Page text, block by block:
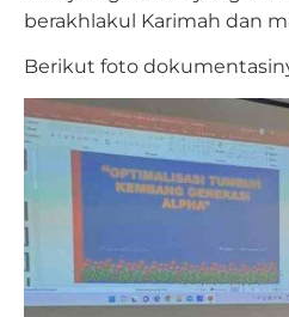
berakhlakul Karimah dan
Berikut foto